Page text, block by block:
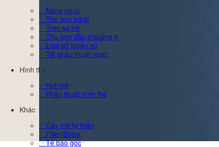
ㆍNâng ngực
ㆍThu gọn ngực
ㆍTreo sa trễ
ㆍThu gọn đầu ti/quầng ti
ㆍLoại bỏ tuyến vú
ㆍTái phẫu thuật ngực
Hình thể
ㆍHút mỡ
ㆍPhẫu thuật hình thể
Khác
ㆍCấy mỡ tự thân
ㆍFiller/Botox
ㆍTế bào gốc